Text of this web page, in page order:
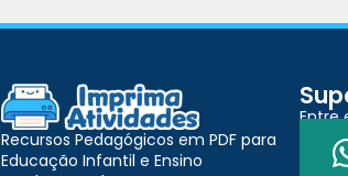
Recursos Pedagógicos em PDF para
Educação Infantil e Ensino
Entre